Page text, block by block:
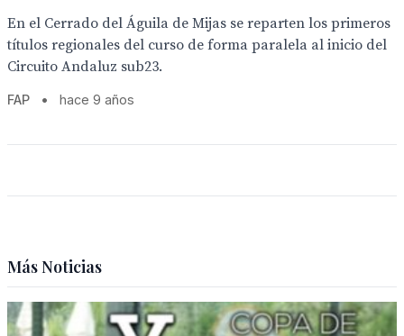
En el Cerrado del Águila de Mijas se reparten los primeros
títulos regionales del curso de forma paralela al inicio del
Circuito Andaluz sub23.
FAP • hace 9 años
Más Noticias